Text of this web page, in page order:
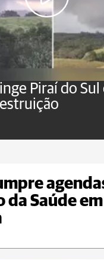
Piraí do Sul
da Saúde em